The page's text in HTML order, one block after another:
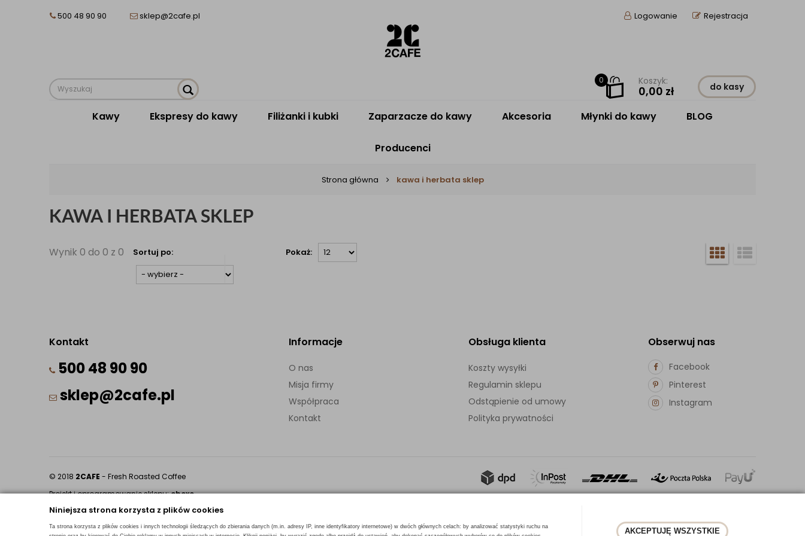
Niniejsza strona korzysta z plików cookies
Ta strona korzysta z plików cookies i innych technologii śledzących do zbierania danych (m.in. adresy IP, inne identyfikatory internetowe) w dwóch głównych celach: by analizować statystyki ruchu na
AKCEPTUJĘ WSZYSTKIE
500 48 90 90 sklep@2cafe.pl Logowanie Rejestracja
0 Koszyk:
0,00 zł do kasy
Kawy Ekspresy do kawy Filiżanki i kubki Zaparzacze do kawy Akcesoria Młynki do kawy BLOG
Producenci
Strona główna kawa i herbata sklep
KAWA I HERBATA SKLEP
Wynik 0 do 0 z 0 Sortuj po: Pokaż:
Kontakt
500 48 90 90
sklep@2cafe.pl
Obserwuj nas
Facebook
Pinterest
Instagram
Informacje
O nas
Misja firmy
Współpraca
Kontakt
Obsługa klienta
Koszty wysyłki
Regulamin sklepu
Odstąpienie od umowy
Polityka prywatności
© 2018 2CAFE - Fresh Roasted Coffee
Projekt i oprogramowanie sklepu:ebexo